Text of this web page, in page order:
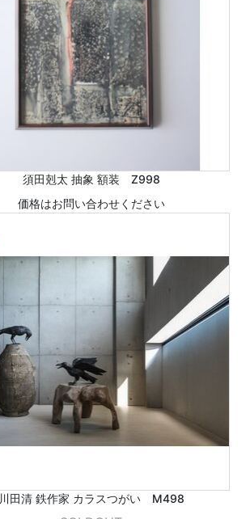
須田剋太 抽象 額装 Z998
価格はお問い合わせください
川田清 鉄作家 カラスつがい M498